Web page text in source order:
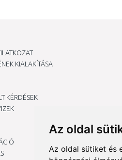
Az oldal
Az oldal sütiket és
KIALAKÍTÁSA
KÉRDÉSEK